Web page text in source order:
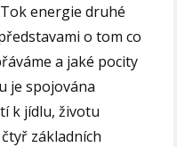
energie druhé
o tom co
a jaké pocity
je spojována
k jídlu, životu
základních